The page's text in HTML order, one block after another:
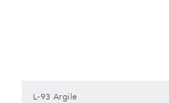
L-93 Argile